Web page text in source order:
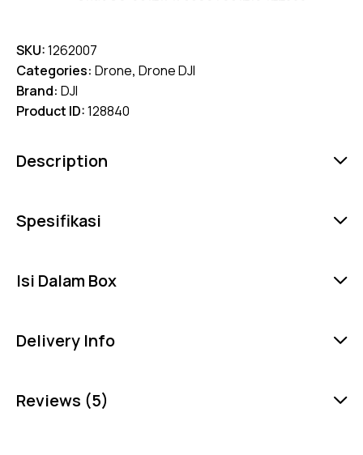
SKU:1262007
Categories: Drone, Drone DJI
Brand: DJI
Product ID:128840
Description
Spesifikasi
Isi Dalam Box
Delivery Info
Reviews (5)